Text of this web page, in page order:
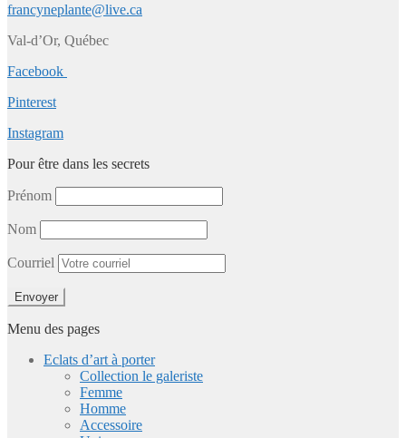
francyneplante@live.ca
Val-d’Or, Québec
Facebook
Pinterest
Instagram
Pour être dans les secrets
Prénom
Nom
Courriel
Menu des pages
Eclats d’art à porter
Collection le galeriste
Femme
Homme
Accessoire